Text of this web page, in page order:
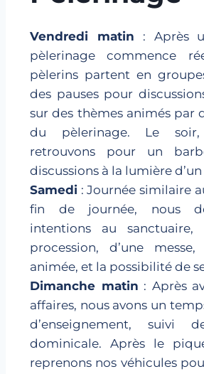
Vendredi matin : Après
pèlerinage commence
pèlerins partent en
des pauses pour
sur des thèmes animés par
du pèlerinage. Le
retrouvons pour un
discussions à la lumière
Samedi : Journée similaire
fin de journée, nous
intentions au sanctuaire,
procession, d’une messe,
animée, et la possibilité de
Dimanche matin : Après
affaires, nous avons un
d’enseignement, suivi
dominicale. Après le
reprenons nos véhicules